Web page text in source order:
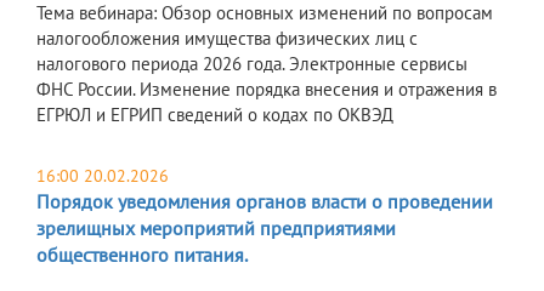
Тема вебинара: Обзор основных изменений по вопросам
налогообложения имущества физических лиц с
налогового периода 2026 года. Электронные сервисы
ФНС России. Изменение порядка внесения и отражения в
ЕГРЮЛ и ЕГРИП сведений о кодах по ОКВЭД
16:00 20.02.2026
Порядок уведомления органов власти о проведении
зрелищных мероприятий предприятиями
общественного питания.